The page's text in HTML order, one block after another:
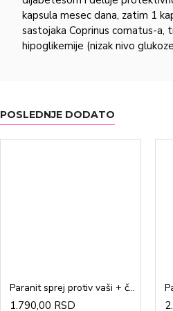
kapsula mesec dana, zatim 1
sastojaka Coprinus comatus-
hipoglikemije (nizak nivo
POSLEDNJE DODATO
Paranit sprej protiv vaši + češalj 100ml
1.790,00 RSD